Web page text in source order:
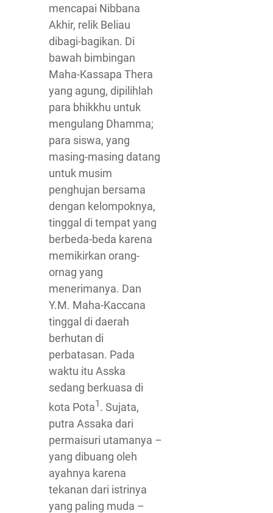
mencapai Nibbana
Akhir, relik Beliau
dibagi-bagikan. Di
bawah bimbingan
Maha-Kassapa Thera
yang agung, dipilihlah
para bhikkhu untuk
mengulang Dhamma;
para siswa, yang
masing-masing datang
untuk musim
penghujan bersama
dengan kelompoknya,
tinggal di tempat yang
berbeda-beda karena
memikirkan orang-
ornag yang
menerimanya. Dan
Y.M. Maha-Kaccana
tinggal di daerah
berhutan di
perbatasan. Pada
waktu itu Asska
sedang berkuasa di
kota Pota1. Sujata,
putra Assaka dari
permaisuri utamanya –
yang dibuang oleh
ayahnya karena
tekanan dari istrinya
yang paling muda –